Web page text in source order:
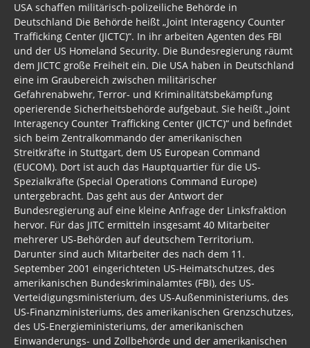
USA schaffen militärisch-polizeiliche Behörde in
Deutschland Die Behörde heißt „Joint Interagency Counter
Trafficking Center (JICTC)“. In ihr arbeiten Agenten des FBI
und der US Homeland Security. Die Bundesregierung räumt
dem JICTC große Freiheit ein. Die USA haben in Deutschland
eine im Graubereich zwischen militärischer
Gefahrenabwehr, Terror- und Kriminalitätsbekämpfung
operierende Sicherheitsbehörde aufgebaut. Sie heißt „Joint
Interagency Counter Trafficking Center (JICTC)“ und befindet
sich beim Zentralkommando der amerikanischen
Streitkräfte in Stuttgart, dem US European Command
(EUCOM). Dort ist auch das Hauptquartier für die US-
Spezialkräfte (Special Operations Command Europe)
untergebracht. Das geht aus der Antwort der
Bundesregierung auf eine kleine Anfrage der Linksfraktion
hervor. Für das JITC ermitteln insgesamt 40 Mitarbeiter
mehrerer US-Behörden auf deutschem Territorium.
Darunter sind auch Mitarbeiter des nach dem 11.
September 2001 eingerichteten US-Heimatschutzes, des
amerikanischen Bundeskriminalamtes (FBI), des US-
Verteidigungsministerium, des US-Außenministeriums, des
US-Finanzministeriums, des amerikanischen Grenzschutzes,
des US-Energieministeriums, der amerikanischen
Einwanderungs- und Zollbehörde und der amerikanischen